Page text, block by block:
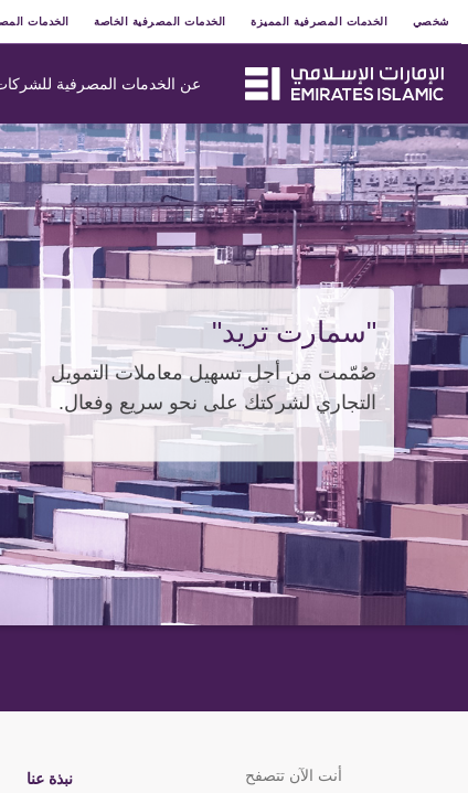
شخصي الخدمات المصرفية المميزة الخدمات المصرفية الخاصة الخدمات
عن الخدمات المصرفية
"سمارت تريد"
صُمّمت من أجل تسهيل معاملات التمويل
التجاري لشركتك على نحو سريع وفعال.
أنت الآن تتصفح
نبذة عنا